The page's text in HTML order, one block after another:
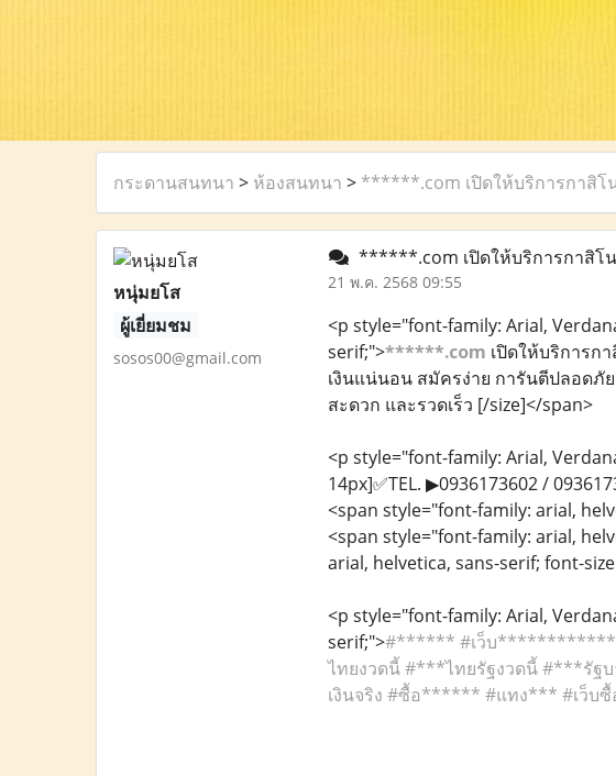
กระดานสนทนา > ห้องสนทนา > ******.com เปิดให้บริการกาสิ
หนุ่มยโส
ผู้เยี่ยมชม
sosos00@gmail.com
******.com เปิดให้บริการกาสิ
21 พ.ค. 2568 09:55
<p style="font-family: Arial,
serif;">******.com เปิดให้บริการก
เงินแน่นอน สมัครง่าย การันตีปลอดภั
สะดวก และรวดเร็ว [/size]</span>
<p style="font-family: Arial,
14px]✅TEL. ▶0936173602 /
<span style="font-family: arial,
<span style="font-family: arial,
arial, helvetica, sans-serif; font-
<p style="font-family: Arial,
serif;">#****** #เว็บ************
ไทยงวดนี้ #***ไทยรัฐงวดนี้ #***
เงินจริง #ซื้อ****** #แทง*** #เว็